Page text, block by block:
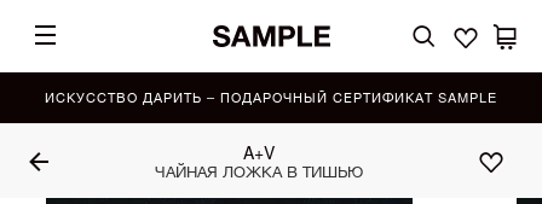
ИСКУССТВО ДАРИТЬ – ПОДАРОЧНЫЙ СЕРТИФИКАТ SAMPLE
A+V
ЧАЙНАЯ ЛОЖКА В ТИШЬЮ